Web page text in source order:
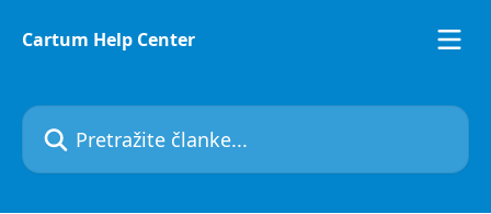
Cartum Help Center
Pretražite članke...